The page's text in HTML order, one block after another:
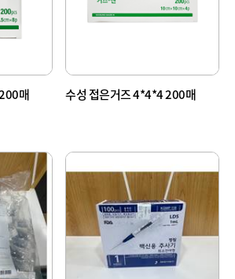
매 수성 접은거즈 4*4*4 200매